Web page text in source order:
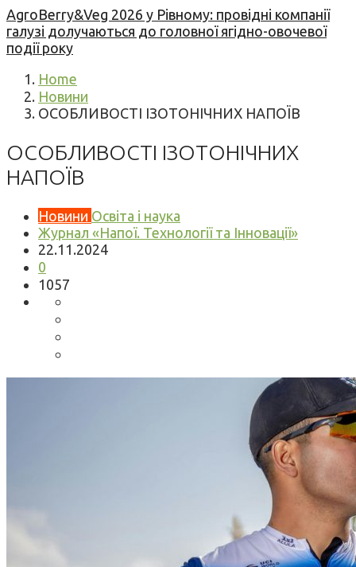
AgroBerry&Veg 2026 у Рівному: провідні компанії
галузі долучаються до головної ягідно-овочевої
події року
Home
Новини
ОСОБЛИВОСТІ ІЗОТОНІЧНИХ НАПОЇВ
ОСОБЛИВОСТІ ІЗОТОНІЧНИХ
НАПОЇВ
Новини Освіта і наука
Журнал «Напої. Технології та Інновації»
22.11.2024
0
1057